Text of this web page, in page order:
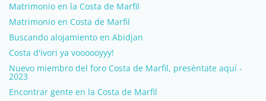
Matrimonio en la Costa de Marfil
Matrimonio en Costa de Marfil
Buscando alojamiento en Abidjan
Costa d'ivori ya voooooyyy!
Nuevo miembro del foro Costa de Marfil, preséntate aquí -
2023
Encontrar gente en la Costa de Marfil